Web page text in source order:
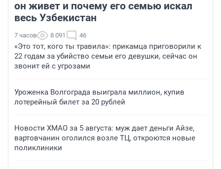
он живет и почему его семью искал
весь Узбекистан
7 часов 8 091 46
«Это тот, кого ты травила»: прикамца приговорили к
22 годам за убийство семьи его девушки, сейчас он
звонит ей с угрозами
Уроженка Волгограда выиграла миллион, купив
лотерейный билет за 20 рублей
Новости ХМАО за 5 августа: муж дает деньги Айзе,
вартовчанин оголился возле ТЦ, откроются новые
поликлиники